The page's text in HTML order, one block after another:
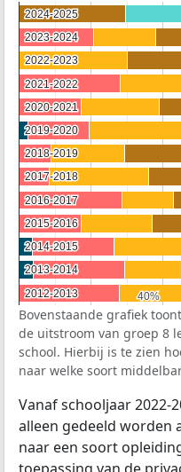
40%
40%
2024-2025
2024-2025
2023-2024
2023-2024
2022-2023
2022-2023
2021-2022
2021-2022
2020-2021
2020-2021
2019-2020
2019-2020
2018-2019
2018-2019
2017-2018
2017-2018
2016-2017
2016-2017
2015-2016
2015-2016
2014-2015
2014-2015
2013-2014
2013-2014
2012-2013
2012-2013
Bovenstaande grafiek
de uitstroom van groep 8
school. Hierbij is te zien
naar welke soort
Vanaf schooljaar 2022-
alleen gedeeld worden
naar een soort